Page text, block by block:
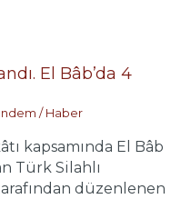
El Bâb’da 4
/ Haber
kapsamında El Bâb
Türk Silahlı
düzenlenen